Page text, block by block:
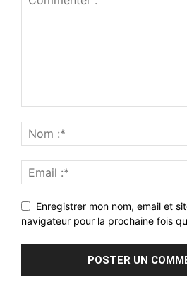
Enregistrer mon nom, email et
navigateur pour la prochaine fois